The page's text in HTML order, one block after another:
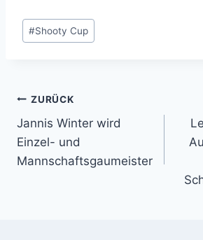
Schlagworte:
#Shooty Cup
Beitragsnavigation
ZURÜCK
Jannis Winter wird
Einzel- und
Mannschaftsgaumeister